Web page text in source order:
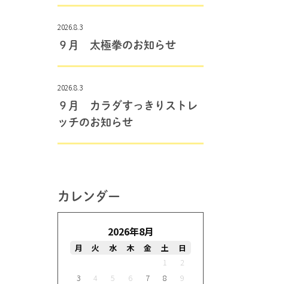
2026.8.3
９月 太極拳のお知らせ
2026.8.3
９月 カラダすっきりストレ
ッチのお知らせ
カレンダー
2026年8月
月 火 水 木 金 土
日
1
2
3
4 5 6 7 8
9